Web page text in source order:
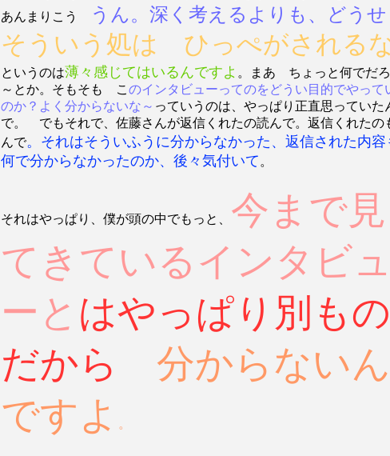
あんまりこう
うん。深く考えるよりも、どう
そういう処は ひっぺがされる
というのは薄々感じてはいるんですよ 。まあ ちょっと何でだ
～とか。そもそも こ のインタビューってのをどうい目的でやって
のか？よく分からないな～ っていうのは、やっぱり正直思っていた
で。 でもそれで、佐藤さんが返信くれたの読んで。返信くれたの
んで。それはそういふうに分からなかった、返信された内容
何で分からなかったのか、後々気付いて 。
それはやっぱり、僕が頭の中でもっと、 今まで見
てきているインタビュ
ーと はやっぱり別もの
だから
分からないん
ですよ
。